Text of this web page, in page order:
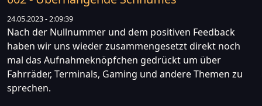
24.05.2023 - 2:09:39
Nach der Nullnummer und dem positiven Feedback
haben wir uns wieder zusammengesetzt direkt noch
mal das Aufnahmeknöpfchen gedrückt um über
Fahrräder, Terminals, Gaming und andere Themen zu
sprechen.